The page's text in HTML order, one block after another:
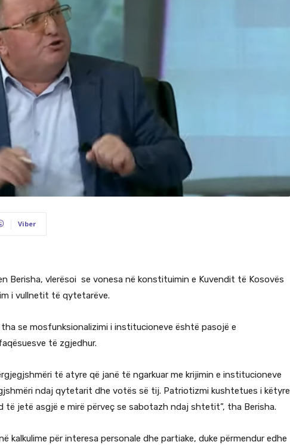
Viber
Berisha, vlerësoi se vonesa në konstituimin e Kuvendit të Kosovës
i vullnetit të qytetarëve.
se mosfunksionalizimi i institucioneve është pasojë e
të zgjedhur.
të atyre që janë të ngarkuar me krijimin e institucioneve
ndaj qytetarit dhe votës së tij. Patriotizmi kushtetues i këtyre
të jetë asgjë e mirë përveç se sabotazh ndaj shtetit”, tha Berisha.
kalkulime për interesa personale dhe partiake, duke përmendur edhe